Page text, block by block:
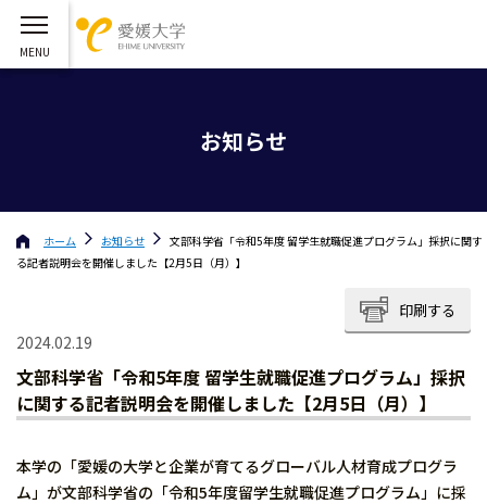
お知らせ
ホーム お知らせ
文部科学省「令和5年度 留学生就職促進プログラム」採択に関す
る記者説明会を開催しました【2月5日（月）】
印刷する
2024.02.19
文部科学省「令和5年度 留学生就職促進プログラム」採択
に関する記者説明会を開催しました【2月5日（月）】
本学の「愛媛の大学と企業が育てるグローバル人材育成プログラ
ム」が文部科学省の「令和5年度留学生就職促進プログラム」に採